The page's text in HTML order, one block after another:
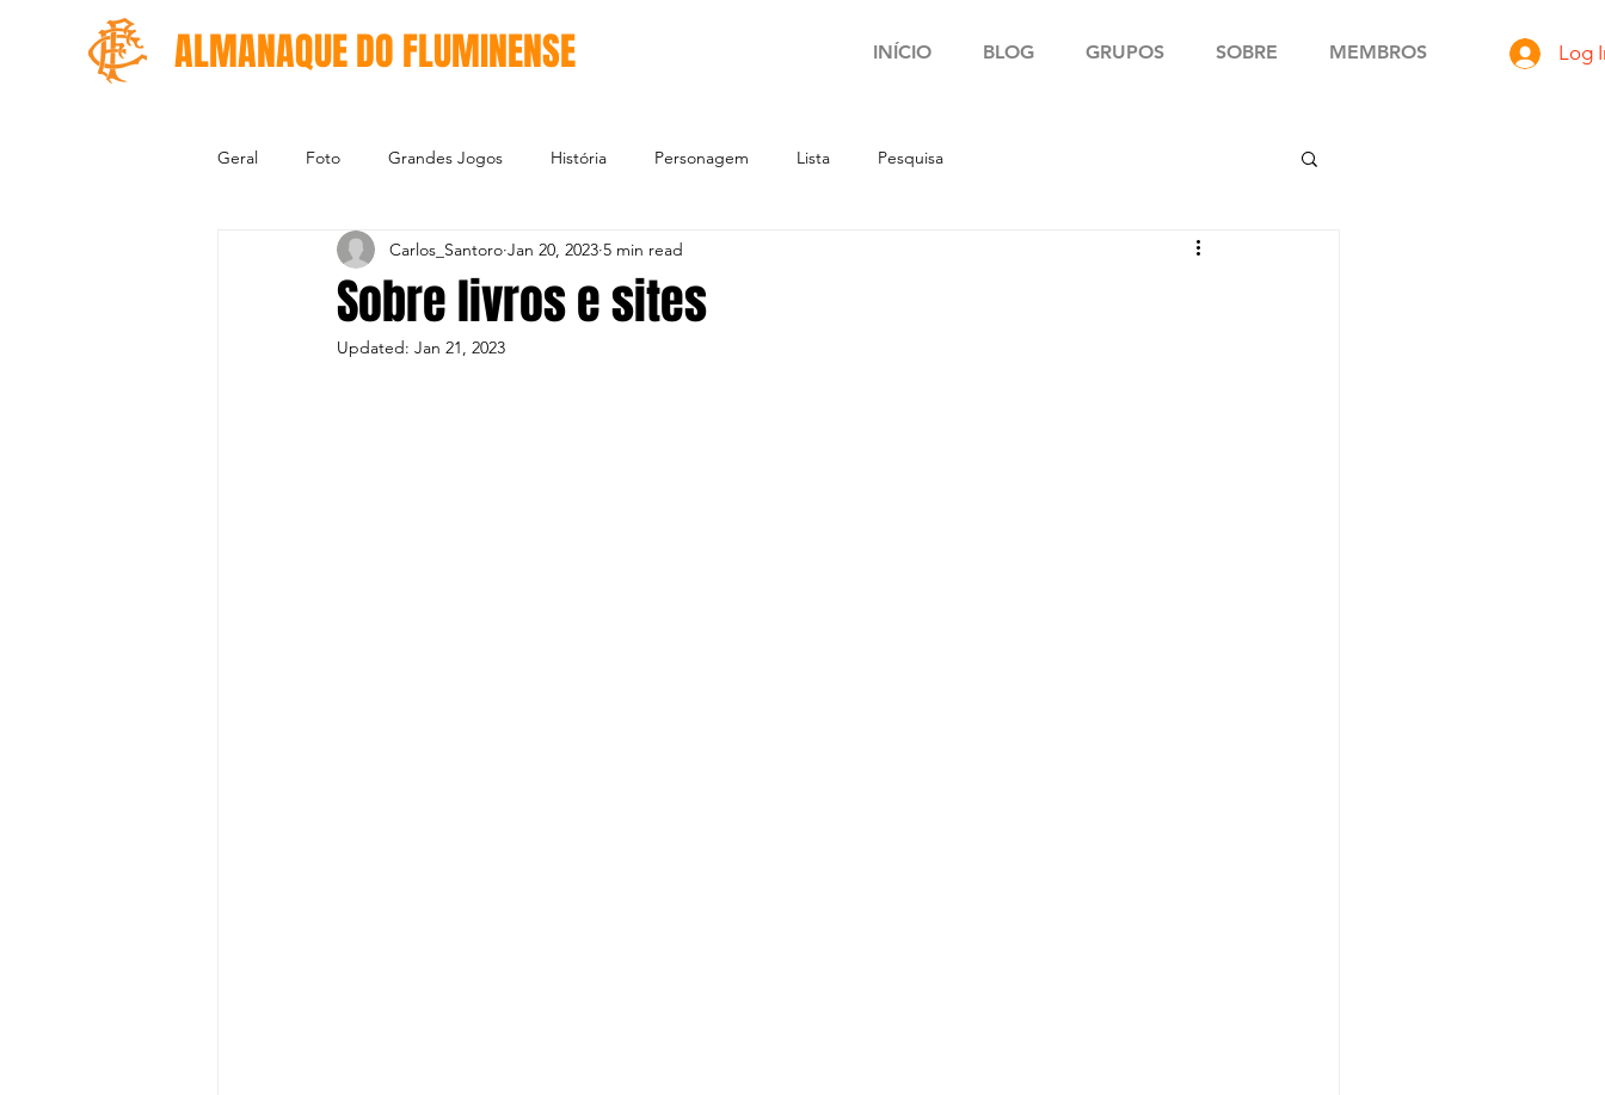
ALMANAQUE DO FLUMINENSE INÍCIO BLOG GRUPOS SOBRE MEMBROS Log
Geral Foto Grandes Jogos História Personagem Lista Pesquisa
Sobre livros e sites
Carlos_Santoro Jan 20, 2023 5 min read
Updated: Jan 21, 2023